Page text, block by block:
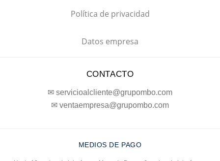
Política de privacidad
Datos empresa
CONTACTO
✉ servicioalcliente@grupombo.com
✉ ventaempresa@grupombo.com
MEDIOS DE PAGO